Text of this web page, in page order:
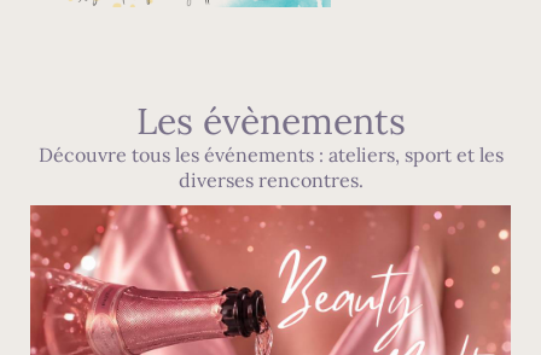
Les évènements
Découvre tous les événements : ateliers, sport et les
diverses rencontres.